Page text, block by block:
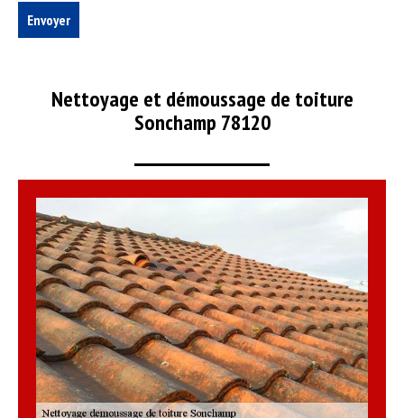
Nettoyage et démoussage de toiture
Sonchamp 78120